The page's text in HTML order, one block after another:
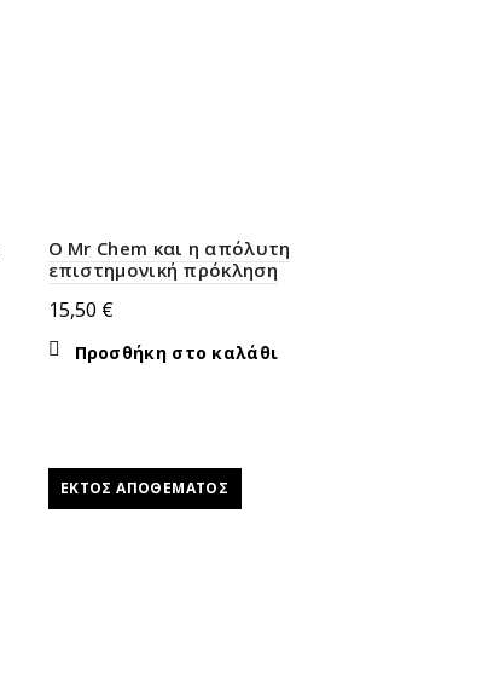
Ο Mr Chem και η απόλυτη
επιστημονική πρόκληση
15,50 €
Προσθήκη στο καλάθι
ΕΚΤΌΣ ΑΠΟΘΈΜΑΤΟΣ